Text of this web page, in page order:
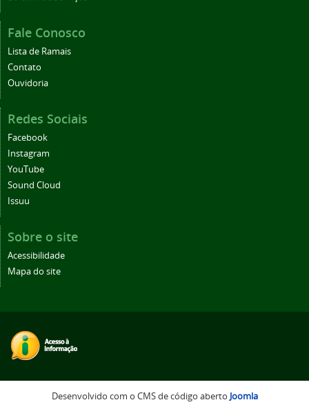
Fale Conosco
Lista de Ramais
Contato
Ouvidoria
Redes Sociais
Facebook
Instagram
YouTube
Sound Cloud
Issuu
Sobre o site
Acessibilidade
Mapa do site
Desenvolvido com o CMS de código aberto Joomla